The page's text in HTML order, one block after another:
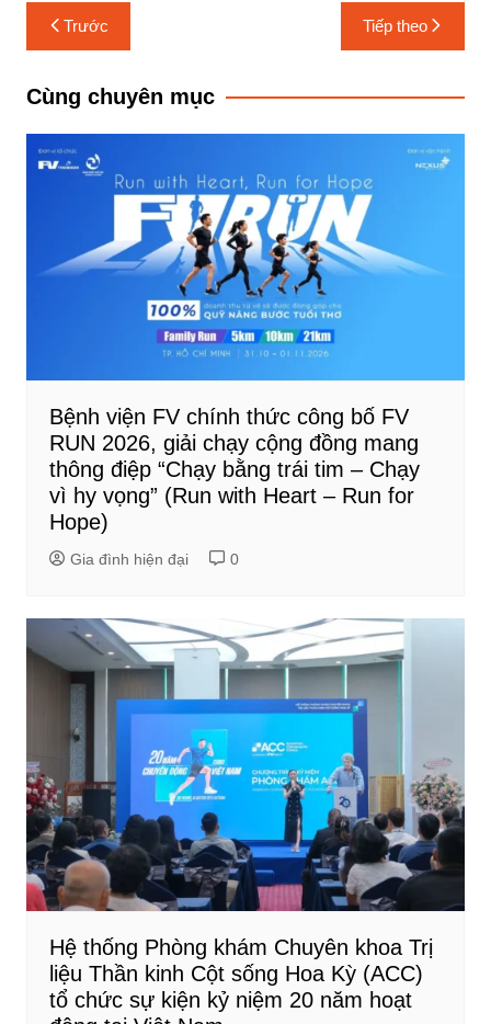
Điều
hướng
bài
Trước Tiếp theo
Cùng chuyên mục
Bệnh viện FV chính thức công bố FV
RUN 2026, giải chạy cộng đồng mang
thông điệp “Chạy bằng trái tim – Chạy
vì hy vọng” (Run with Heart – Run for
Hope)
Gia đình hiện đại 0
Hệ thống Phòng khám Chuyên khoa Trị
liệu Thần kinh Cột sống Hoa Kỳ (ACC)
tổ chức sự kiện kỷ niệm 20 năm hoạt